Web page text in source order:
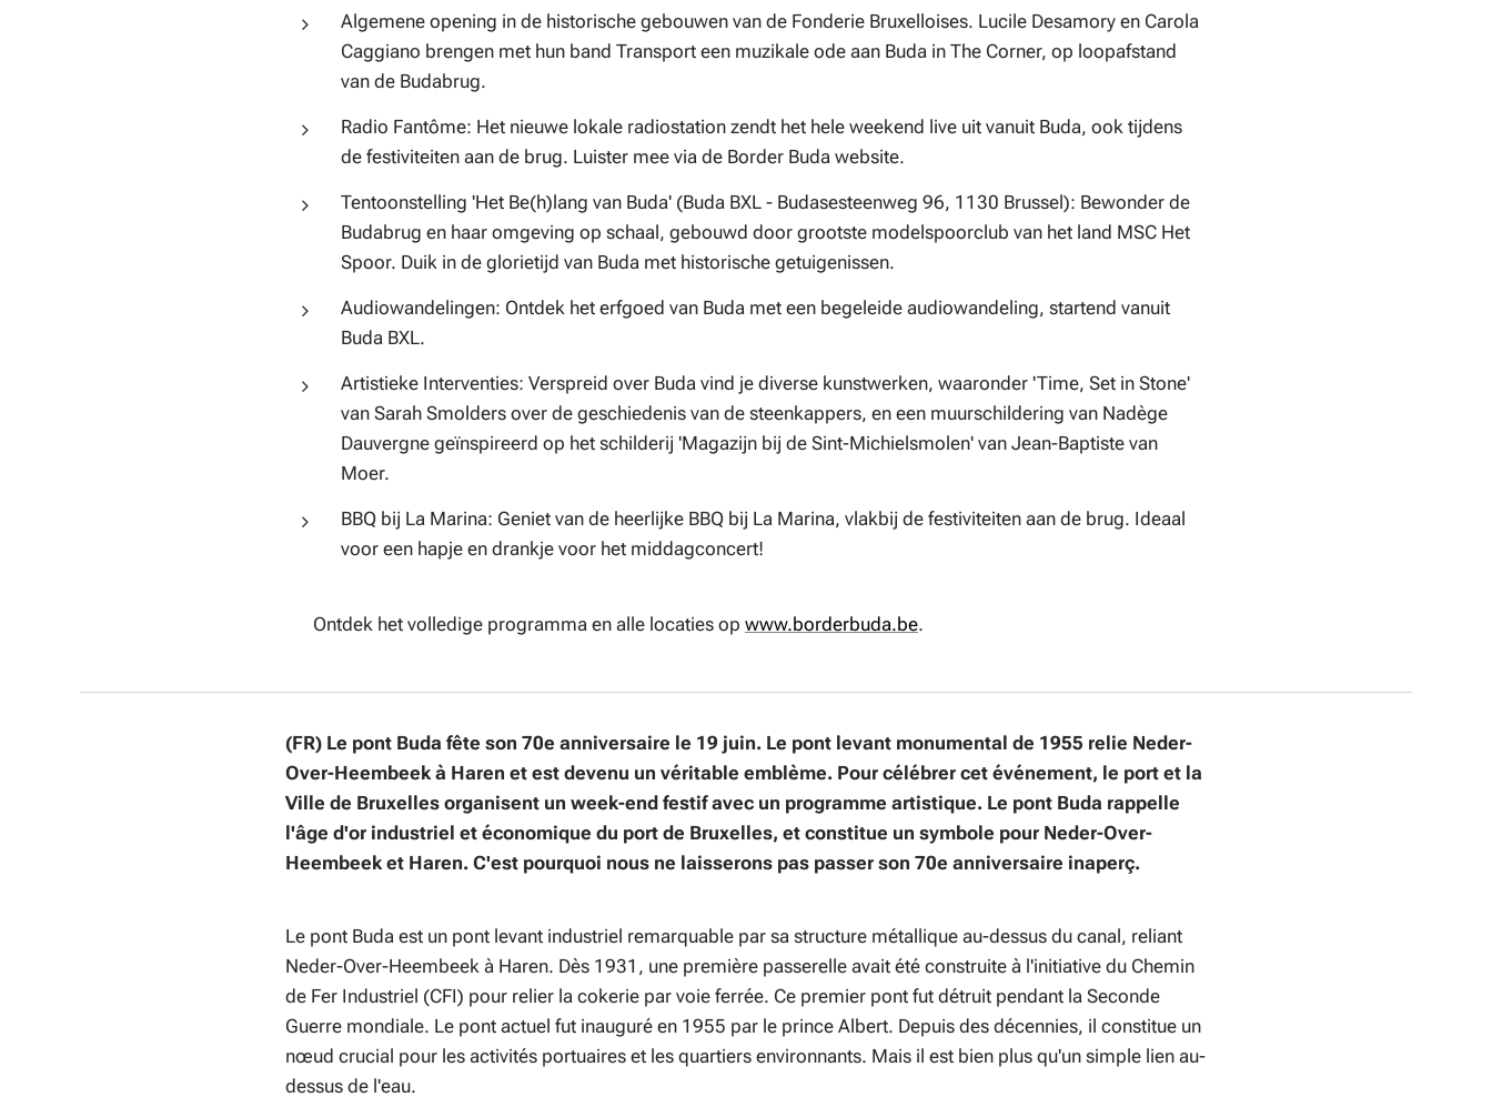
Algemene opening in de historische gebouwen van de Fonderie Bruxelloises. Lucile Desamory en Carola
Caggiano brengen met hun band Transport een muzikale ode aan Buda in The Corner, op loopafstand
van de Budabrug.
Radio Fantôme: Het nieuwe lokale radiostation zendt het hele weekend live uit vanuit Buda, ook tijdens
de festiviteiten aan de brug. Luister mee via de Border Buda website.
Tentoonstelling 'Het Be(h)lang van Buda' (Buda BXL - Budasesteenweg 96, 1130 Brussel): Bewonder de
Budabrug en haar omgeving op schaal, gebouwd door grootste modelspoorclub van het land MSC Het
Spoor. Duik in de glorietijd van Buda met historische getuigenissen.
Audiowandelingen: Ontdek het erfgoed van Buda met een begeleide audiowandeling, startend vanuit
Buda BXL.
Artistieke Interventies: Verspreid over Buda vind je diverse kunstwerken, waaronder 'Time, Set in Stone'
van Sarah Smolders over de geschiedenis van de steenkappers, en een muurschildering van Nadège
Dauvergne geïnspireerd op het schilderij 'Magazijn bij de Sint-Michielsmolen' van Jean-Baptiste van
Moer.
BBQ bij La Marina: Geniet van de heerlijke BBQ bij La Marina, vlakbij de festiviteiten aan de brug. Ideaal
voor een hapje en drankje voor het middagconcert!
🔗 Ontdek het volledige programma en alle locaties op www.borderbuda.be.
(FR) Le pont Buda fête son 70e anniversaire le 19 juin. Le pont levant monumental de 1955 relie Neder-
Over-Heembeek à Haren et est devenu un véritable emblème. Pour célébrer cet événement, le port et la
Ville de Bruxelles organisent un week-end festif avec un programme artistique. Le pont Buda rappelle
l'âge d'or industriel et économique du port de Bruxelles, et constitue un symbole pour Neder-Over-
Heembeek et Haren. C'est pourquoi nous ne laisserons pas passer son 70e anniversaire inaperç.
Le pont Buda est un pont levant industriel remarquable par sa structure métallique au-dessus du canal, reliant
Neder-Over-Heembeek à Haren. Dès 1931, une première passerelle avait été construite à l'initiative du Chemin
de Fer Industriel (CFI) pour relier la cokerie par voie ferrée. Ce premier pont fut détruit pendant la Seconde
Guerre mondiale. Le pont actuel fut inauguré en 1955 par le prince Albert. Depuis des décennies, il constitue un
nœud crucial pour les activités portuaires et les quartiers environnants. Mais il est bien plus qu'un simple lien au-
dessus de l'eau.